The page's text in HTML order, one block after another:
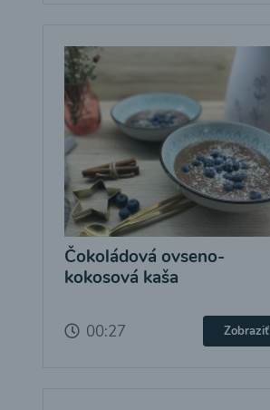
Čokoládová ovseno-
kokosová kaša
00:27 Zobraziť